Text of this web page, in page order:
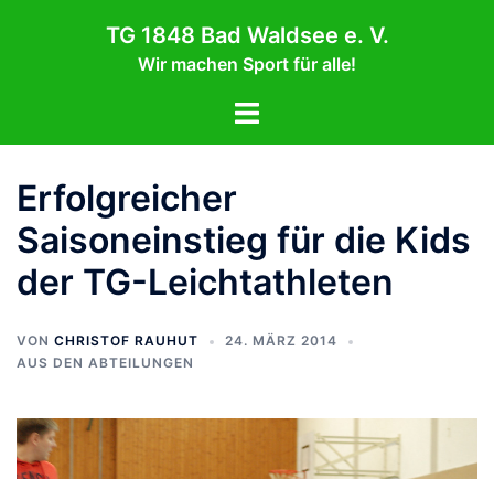
TG 1848 Bad Waldsee e. V.
Wir machen Sport für alle!
Menü
Erfolgreicher
Saisoneinstieg für die Kids
der TG-Leichtathleten
VON CHRISTOF RAUHUT
24. MÄRZ 2014
AUS DEN ABTEILUNGEN